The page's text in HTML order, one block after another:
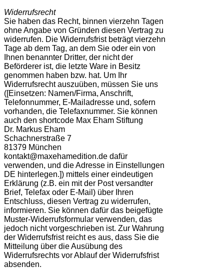
Widerrufsrecht
Sie haben das Recht, binnen vierzehn Tagen
ohne Angabe von Gründen diesen Vertrag zu
widerrufen. Die Widerrufsfrist beträgt vierzehn
Tage ab dem Tag, an dem Sie oder ein von
Ihnen benannter Dritter, der nicht der
Beförderer ist, die letzte Ware in Besitz
genommen haben bzw. hat. Um Ihr
Widerrufsrecht auszuüben, müssen Sie uns
([Einsetzen: Namen/Firma, Anschrift,
Telefonnummer, E-Mailadresse und, sofern
vorhanden, die Telefaxnummer. Sie können
auch den shortcode Max Eham Stiftung
Dr. Markus Eham
Schachnerstraße 7
81379 München
kontakt@maxehamedition.de dafür
verwenden, und die Adresse in Einstellungen
DE hinterlegen.]) mittels einer eindeutigen
Erklärung (z.B. ein mit der Post versandter
Brief, Telefax oder E-Mail) über Ihren
Entschluss, diesen Vertrag zu widerrufen,
informieren. Sie können dafür das beigefügte
Muster-Widerrufsformular verwenden, das
jedoch nicht vorgeschrieben ist. Zur Wahrung
der Widerrufsfrist reicht es aus, dass Sie die
Mitteilung über die Ausübung des
Widerrufsrechts vor Ablauf der Widerrufsfrist
absenden.